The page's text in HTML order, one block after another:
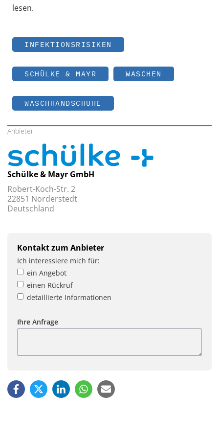
lesen.
INFEKTIONSRISIKEN
SCHÜLKE & MAYR WASCHEN
WASCHHANDSCHUHE
Anbieter
Schülke & Mayr GmbH
Robert-Koch-Str. 2
22851 Norderstedt
Deutschland
Kontakt zum Anbieter
Ich interessiere mich für:
ein Angebot
einen Rückruf
detaillierte Informationen
Ihre Anfrage